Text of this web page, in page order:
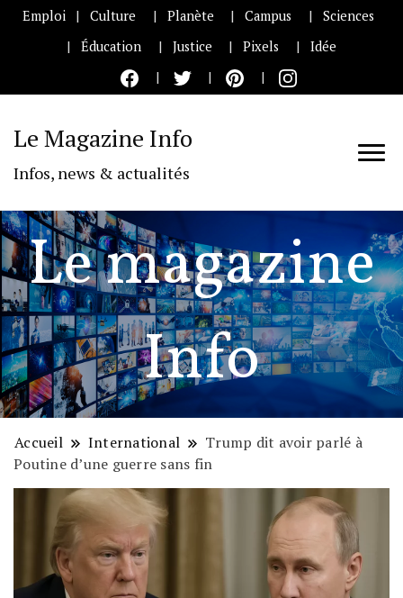
Emploi Culture Planète Campus
Sciences
Éducation
Justice Pixels Idée
Le Magazine Info
Infos, news & actualités
Le magazine
Info
Accueil International
Trump dit avoir parlé à
Poutine d’une guerre sans fin